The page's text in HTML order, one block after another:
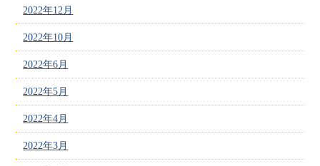
2022年12月
2022年10月
2022年6月
2022年5月
2022年4月
2022年3月